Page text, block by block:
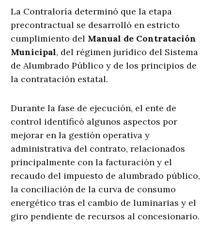
La Contraloría determinó que la etapa
precontractual se desarrolló en estricto
cumplimiento del Manual de Contratación
Municipal, del régimen jurídico del Sistema
de Alumbrado Público y de los principios de
la contratación estatal.
Durante la fase de ejecución, el ente de
control identificó algunos aspectos por
mejorar en la gestión operativa y
administrativa del contrato, relacionados
principalmente con la facturación y el
recaudo del impuesto de alumbrado público,
la conciliación de la curva de consumo
energético tras el cambio de luminarias y el
giro pendiente de recursos al concesionario.